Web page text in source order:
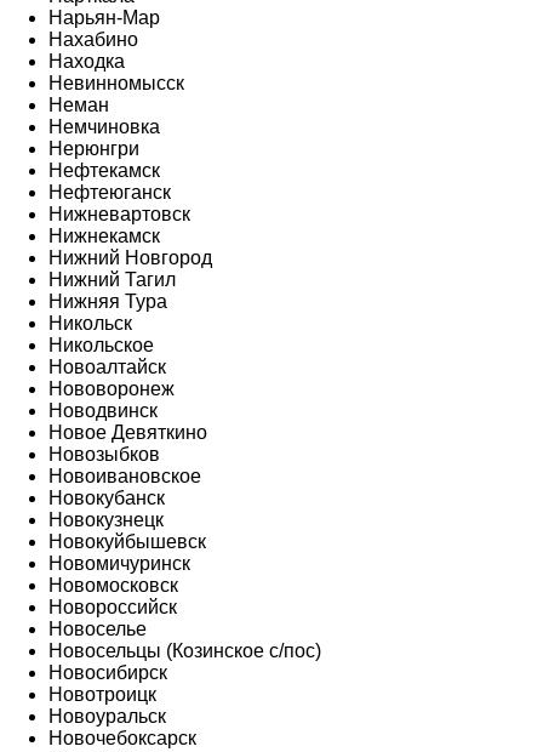
Нарьян-Мар
Нахабино
Находка
Невинномысск
Неман
Немчиновка
Нерюнгри
Нефтекамск
Нефтеюганск
Нижневартовск
Нижнекамск
Нижний Новгород
Нижний Тагил
Нижняя Тура
Никольск
Никольское
Новоалтайск
Нововоронеж
Новодвинск
Новое Девяткино
Новозыбков
Новоивановское
Новокубанск
Новокузнецк
Новокуйбышевск
Новомичуринск
Новомосковск
Новороссийск
Новоселье
Новосельцы (Козинское с/пос)
Новосибирск
Новотроицк
Новоуральск
Новочебоксарск